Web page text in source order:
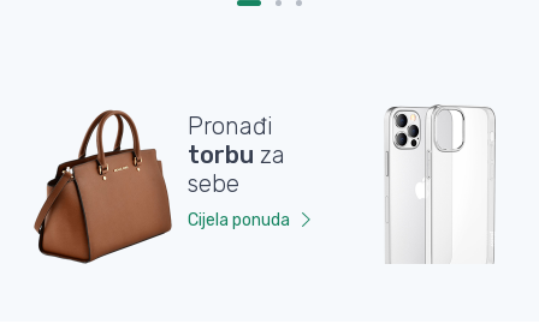
Pronađi
torbu za
sebe
Cijela ponuda